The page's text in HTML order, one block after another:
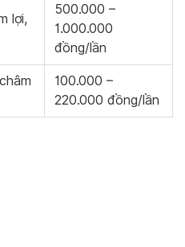
lợi,
500.000 –
1.000.000
đồng/lần
100.000 –
220.000 đồng/lần